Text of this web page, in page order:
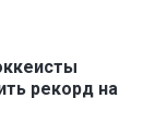
рекорд на